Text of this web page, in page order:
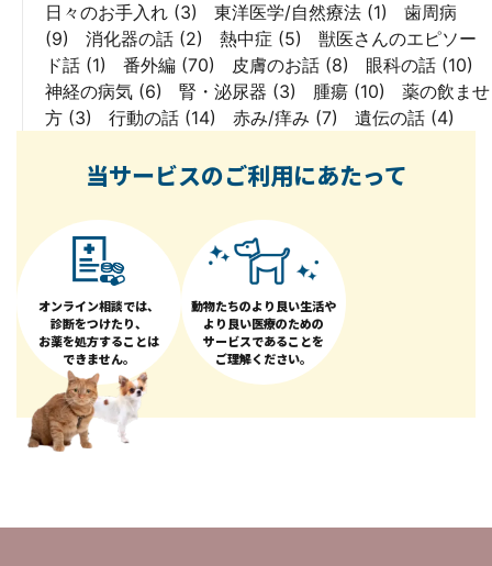
日々のお手入れ (3) 東洋医学/自然療法 (1)
歯周病
(9)
消化器の話 (2) 熱中症 (5)
獣医さんのエピソー
ド話 (1) 番外編 (70) 皮膚のお話 (8) 眼科の話 (10)
神経の病気 (6) 腎・泌尿器 (3) 腫瘍 (10)
薬の飲ませ
方 (3) 行動の話 (14) 赤み/痒み (7) 遺伝の話 (4)
当サービスのご利用にあたって
オンライン相談では、
診断をつけたり、
お薬を処方することは
できません。
動物たちのより良い生活や
より良い医療のための
サービスであることを
ご理解ください。